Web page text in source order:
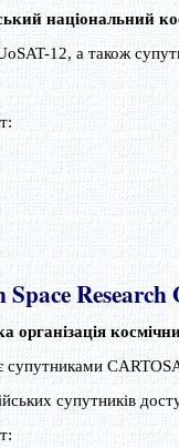
національний
12, а також
організація
супутниками
супутників